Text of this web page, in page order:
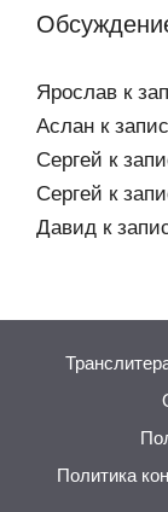
Ярослав к
Аслан к
Сергей к
Сергей к
Давид к
Политика